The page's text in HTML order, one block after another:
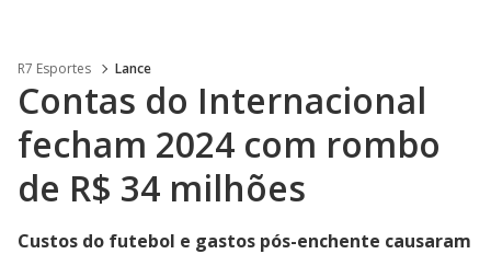
R7 Esportes Lance
Contas do Internacional
fecham 2024 com rombo
de R$ 34 milhões
Custos do futebol e gastos pós-enchente causaram